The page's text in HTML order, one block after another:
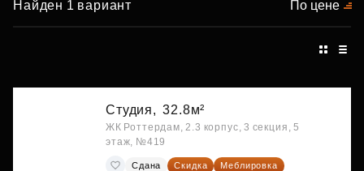
Найден 1 вариант По цене
Студия, 32.8м²
ЖК Роттердам, 2.3 корпус, 3 секция, 5
этаж, №419
Сдана Скидка
Меблировка